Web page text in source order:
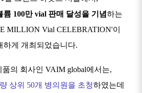
100만 vial 판매 달성을 기념하는
MILLION Vial CELEBRATION'이
하게 개최되었습니다.
의 회사인 VAIM global에서는,
상위 50개 병의원을 초청하였는데